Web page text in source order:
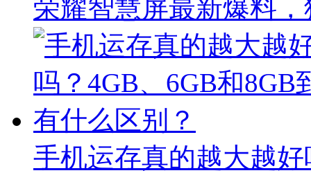
荣耀智慧屏最新爆料
手机运存真的越大越